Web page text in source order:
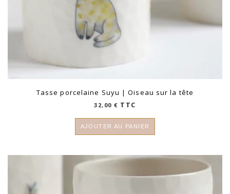
Tasse porcelaine Suyu | Oiseau sur la tête
32,00€ TTC
AJOUTER AU PANIER